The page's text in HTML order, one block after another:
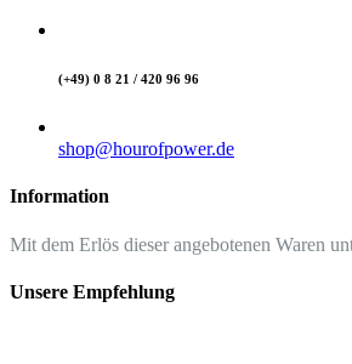
(+49) 0 8 21 / 420 96 96
shop@hourofpower.de
Information
Mit dem Erlös dieser angebotenen Waren
Unsere Empfehlung